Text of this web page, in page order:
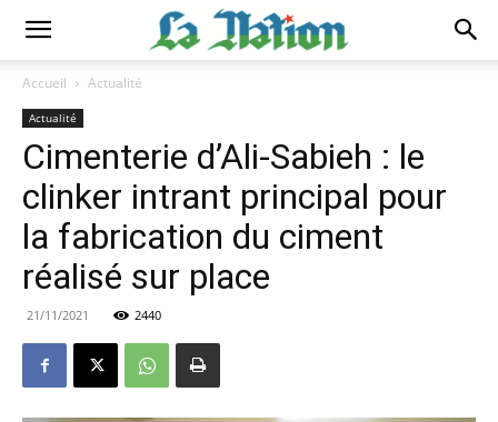
Accueil Actualité
Actualité
Cimenterie d’Ali-Sabieh : le
clinker intrant principal pour
la fabrication du ciment
réalisé sur place
21/11/2021 2440